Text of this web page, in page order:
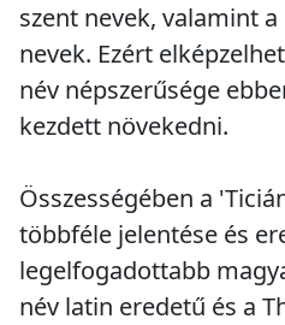
szent nevek, valamint
nevek. Ezért
név népszerűsége
kezdett növekedni.
Összességében a
többféle jelentése és
legelfogadottabb
név latin eredetű és a